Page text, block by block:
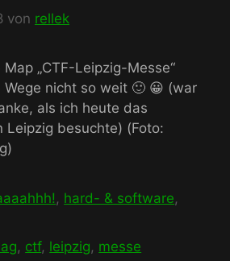
von rellek
„CTF-Leipzig-Messe“
nicht so weit 🙂 😀 (war
als ich heute das
Leipzig besuchte) (Foto:
, hard- & software,
, ctf, leipzig, messe